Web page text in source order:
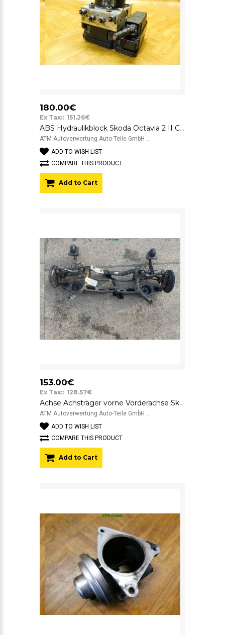
180.00€
Ex Tax:: 151.26€
ABS Hydraulikblock Skoda Octavia 2 II CTA ESP ATE 1K0614517DP 10.0212-0701.4
ATM Autoverwertung Auto-Teile GmbH ..
ADD TO WISH LIST
COMPARE THIS PRODUCT
Add to Cart
153.00€
Ex Tax:: 128.57€
Achse Achsträger vorne Vorderachse Skoda Octavia 2 II
ATM Autoverwertung Auto-Teile GmbH ..
ADD TO WISH LIST
COMPARE THIS PRODUCT
Add to Cart